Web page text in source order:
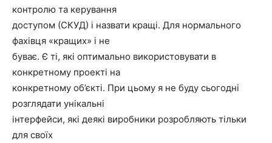
контролю та керування
доступом (СКУД) і назвати кращі. Для нормального
фахівця «кращих» і не
буває. Є ті, які оптимально використовувати в
конкретному проекті на
конкретному об’єкті. При цьому я не буду сьогодні
розглядати унікальні
інтерфейси, які деякі виробники розробляють тільки
для своїх